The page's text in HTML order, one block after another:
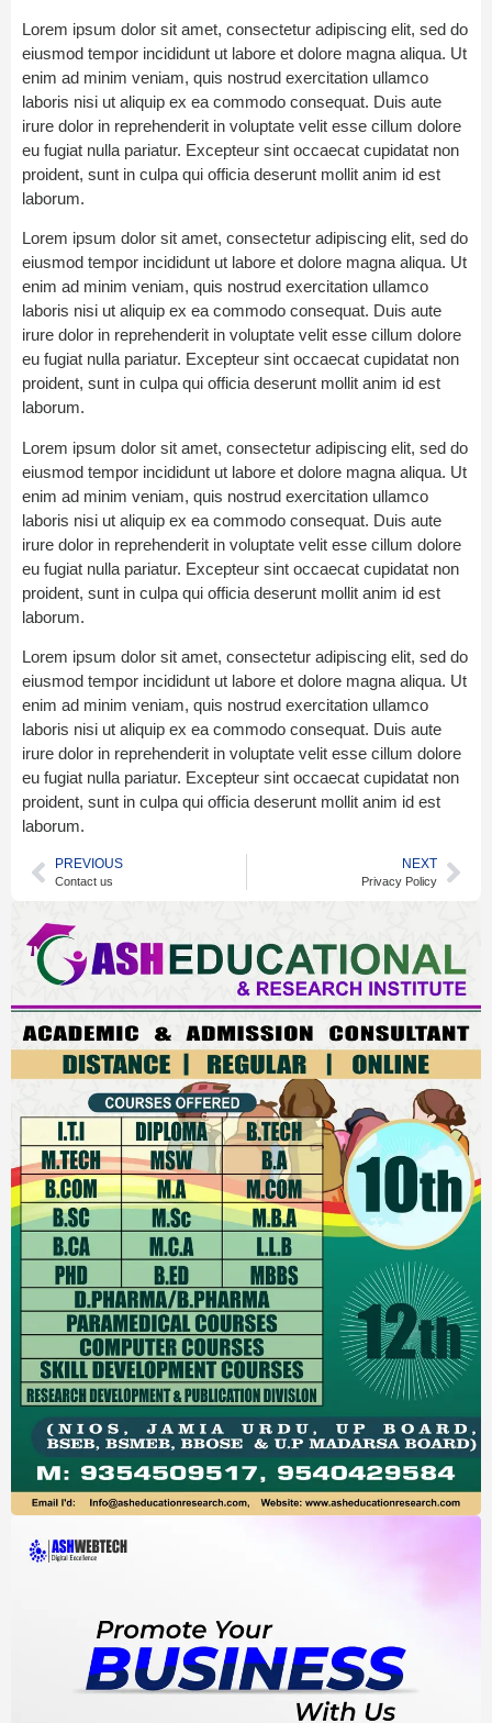
Lorem ipsum dolor sit amet, consectetur adipiscing elit, sed do
eiusmod tempor incididunt ut labore et dolore magna aliqua. Ut
enim ad minim veniam, quis nostrud exercitation ullamco
laboris nisi ut aliquip ex ea commodo consequat. Duis aute
irure dolor in reprehenderit in voluptate velit esse cillum dolore
eu fugiat nulla pariatur. Excepteur sint occaecat cupidatat non
proident, sunt in culpa qui officia deserunt mollit anim id est
laborum.
Lorem ipsum dolor sit amet, consectetur adipiscing elit, sed do
eiusmod tempor incididunt ut labore et dolore magna aliqua. Ut
enim ad minim veniam, quis nostrud exercitation ullamco
laboris nisi ut aliquip ex ea commodo consequat. Duis aute
irure dolor in reprehenderit in voluptate velit esse cillum dolore
eu fugiat nulla pariatur. Excepteur sint occaecat cupidatat non
proident, sunt in culpa qui officia deserunt mollit anim id est
laborum.
Lorem ipsum dolor sit amet, consectetur adipiscing elit, sed do
eiusmod tempor incididunt ut labore et dolore magna aliqua. Ut
enim ad minim veniam, quis nostrud exercitation ullamco
laboris nisi ut aliquip ex ea commodo consequat. Duis aute
irure dolor in reprehenderit in voluptate velit esse cillum dolore
eu fugiat nulla pariatur. Excepteur sint occaecat cupidatat non
proident, sunt in culpa qui officia deserunt mollit anim id est
laborum.
Lorem ipsum dolor sit amet, consectetur adipiscing elit, sed do
eiusmod tempor incididunt ut labore et dolore magna aliqua. Ut
enim ad minim veniam, quis nostrud exercitation ullamco
laboris nisi ut aliquip ex ea commodo consequat. Duis aute
irure dolor in reprehenderit in voluptate velit esse cillum dolore
eu fugiat nulla pariatur. Excepteur sint occaecat cupidatat non
proident, sunt in culpa qui officia deserunt mollit anim id est
laborum.
PREVIOUS
Contact us
NEXT
Privacy Policy